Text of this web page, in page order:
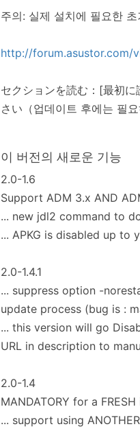
주의: 실제 설치에 필요한
http://forum.asustor.com/
セクションを読む：[最初
さい（업데이트 후에는 필요
이 버전의 새로운 기능
2.0-1.6
Support ADM 3.x AND
... new jdl2 command to
... APKG is disabled up to
2.0-1.4.1
... suppress option -
update process (bug is :
... this version will go
URL in description to
2.0-1.4
MANDATORY for a
... support using